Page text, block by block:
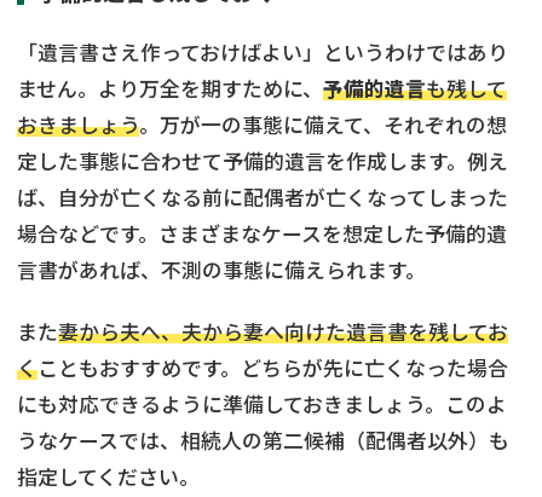
「遺言書さえ作っておけばよい」というわけではあり
ません。より万全を期すために、 予備的遺言も残して
おきましょう。万が一の事態に備えて、それぞれの想
定した事態に合わせて予備的遺言を作成します。例え
ば、自分が亡くなる前に配偶者が亡くなってしまった
場合などです。さまざまなケースを想定した予備的遺
言書があれば、不測の事態に備えられます。
また妻から夫へ、夫から妻へ向けた遺言書を残してお
くこともおすすめです。どちらが先に亡くなった場合
にも対応できるように準備しておきましょう。このよ
うなケースでは、相続人の第二候補（配偶者以外）も
指定してください。